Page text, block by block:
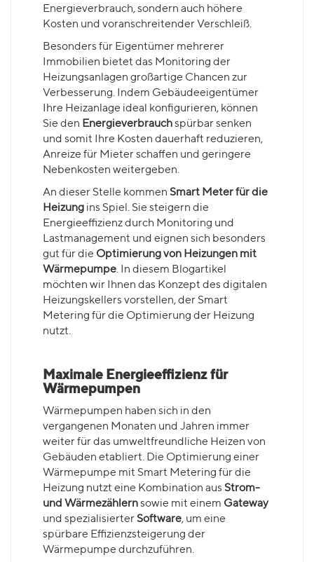
Energieverbrauch, sondern auch höhere
Kosten und voranschreitender Verschleiß.
Besonders für Eigentümer mehrerer
Immobilien bietet das Monitoring der
Heizungsanlagen großartige Chancen zur
Verbesserung. Indem Gebäudeeigentümer
Ihre Heizanlage ideal konfigurieren, können
Sie den Energieverbrauchspürbar senken
und somit Ihre Kosten dauerhaft reduzieren,
Anreize für Mieter schaffen und geringere
Nebenkosten weitergeben.
An dieser Stelle kommen Smart Meter für die
Heizung ins Spiel. Sie steigern die
Energieeffizienz durch Monitoring und
Lastmanagement und eignen sich besonders
gut für die Optimierung von Heizungen mit
Wärmepumpe. In diesem Blogartikel
möchten wir Ihnen das Konzept des digitalen
Heizungskellers vorstellen, der Smart
Metering für die Optimierung der Heizung
nutzt.
Maximale Energieeffizienz für
Wärmepumpen
Wärmepumpen haben sich in den
vergangenen Monaten und Jahren immer
weiter für das umweltfreundliche Heizen von
Gebäuden etabliert. Die Optimierung einer
Wärmepumpe mit Smart Metering für die
Heizung nutzt eine Kombination aus Strom-
und Wärmezählernsowie mit einem Gateway
und spezialisierterSoftware, um eine
spürbare Effizienzsteigerung der
Wärmepumpe durchzuführen.